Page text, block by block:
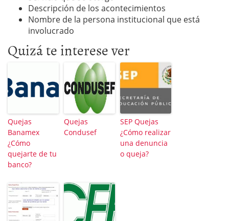
Descripción de los acontecimientos
Nombre de la persona institucional que está
involucrado
Quizá te interese ver
Quejas
Banamex
¿Cómo
quejarte de tu
banco?
Quejas
Condusef
SEP Quejas
¿Cómo realizar
una denuncia
o queja?